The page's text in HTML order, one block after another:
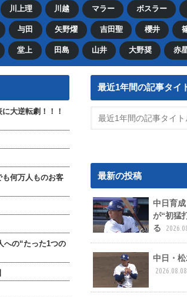
川上理 川越 マラー ボスラー
与田 矢野燿 吉田聖 櫻井
堂上 田島 山井 大野奨 赤
大逆転劇！！！
何万人ものお客
への“たった1つの
最近1年間の記事タイ
最新の投稿
中日育
が“初猛
る
中日・
2026.08.08